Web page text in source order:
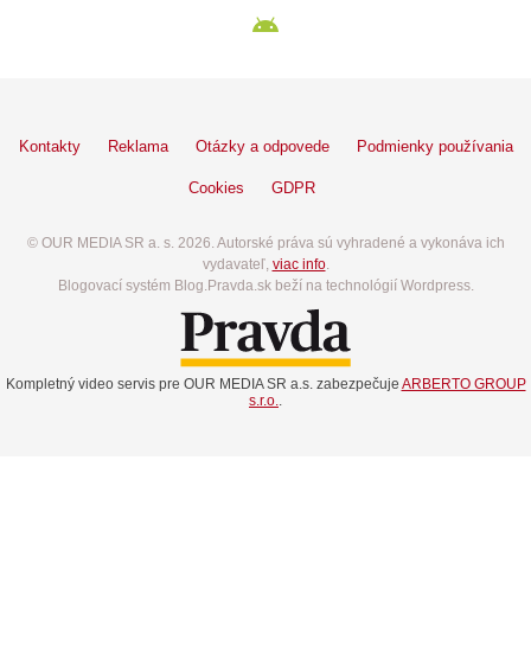
Kontakty Reklama Otázky a odpovede Podmienky používania
Cookies GDPR
© OUR MEDIA SR a. s. 2026. Autorské práva sú vyhradené a vykonáva ich
vydavateľ, viac info.
Blogovací systém Blog.Pravda.sk beží na technológií Wordpress.
Kompletný video servis pre OUR MEDIA SR a.s. zabezpečuje ARBERTO GROUP
s.r.o.